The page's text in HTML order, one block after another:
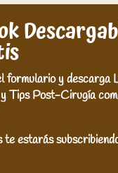
formulario y descarga
Tips Post-Cirugía
te estarás